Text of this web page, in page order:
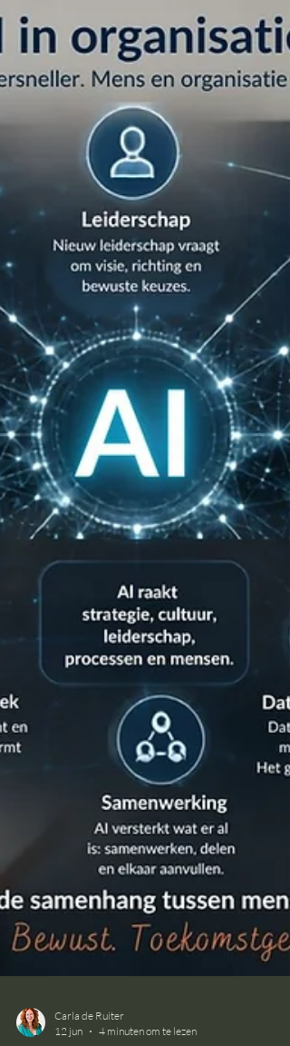
niet plaatsvindt in de technologie, maar in de
organisatie zelf.